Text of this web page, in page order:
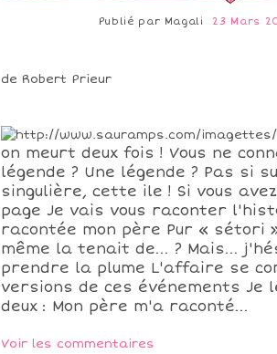
Publié par Magali 23 Mars
de Robert Prieur
on meurt deux fois ! Vous ne
légende ? Une légende ? Pas si
singulière, cette ile ! Si vous
page Je vais vous raconter
racontée mon père Pur « sétori
même la tenait de... ? Mais...
prendre la plume L'affaire se
versions de ces événements Je
deux : Mon père m'a raconté...
Voir les commentaires